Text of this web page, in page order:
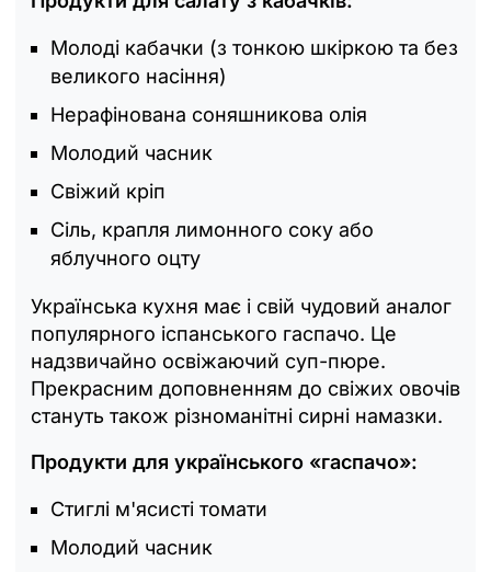
Молоді кабачки (з тонкою шкіркою та без
великого насіння)
Нерафінована соняшникова олія
Молодий часник
Свіжий кріп
Сіль, крапля лимонного соку або
яблучного оцту
Українська кухня має і свій чудовий аналог
популярного іспанського гаспачо. Це
надзвичайно освіжаючий суп-пюре.
Прекрасним доповненням до свіжих овочів
стануть також різноманітні сирні намазки.
Продукти для українського «гаспачо»:
Стиглі м'ясисті томати
Молодий часник